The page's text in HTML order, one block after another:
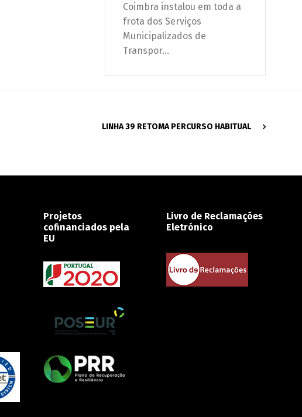
Coimbra instalou em toda a
frota dos Serviços
Municipalizados de
Transpor...
LINHA 39 RETOMA PERCURSO HABITUAL
Projetos
cofinanciados pela
EU
Livro de Reclamações
Eletrónico